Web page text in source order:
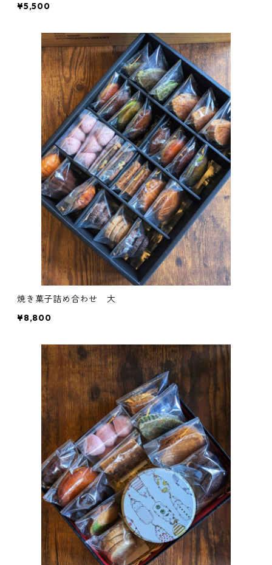
¥5,500
焼き菓子詰め合わせ 大
¥8,800